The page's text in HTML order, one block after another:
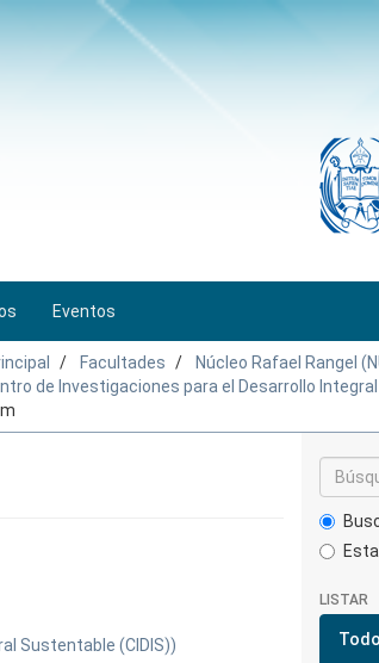
Eventos
Facultades
Núcleo Rafael Rangel
de Investigaciones para el Desarrollo
Sustentable (CIDIS))
LISTAR